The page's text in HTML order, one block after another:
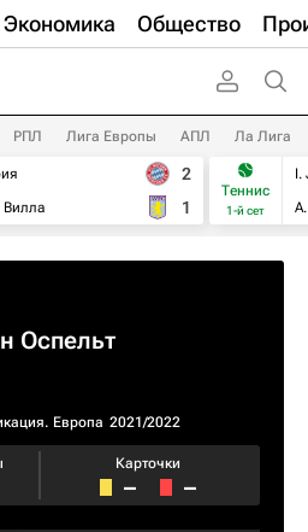
Экономика Общество
РПЛ Лига Европы АПЛ Ла Лига
Вилла
2
1
Теннис
1-й сет
I.
Оспельт
Европа 2021/2022
Карточки
– –